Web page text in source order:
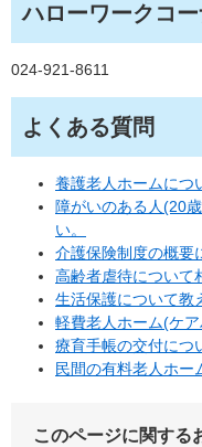
ハローワークコ
024-921-8611
よくある質問
養護老人ホームにつ
障がいのある人(20
い。
介護保険制度の概要
高齢者虐待について
生活保護について教
軽費老人ホーム(ケ
療育手帳の交付につ
民間の有料老人ホー
このページに関する